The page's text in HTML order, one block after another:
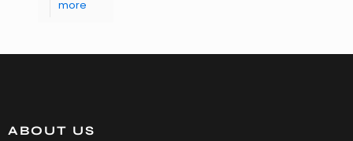
more
ABOUT US